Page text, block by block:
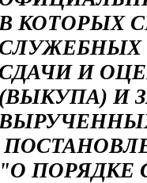
КОТОРЫХ
СЛУЖЕБНЫХ
СДАЧИ И
(ВЫКУПА) И
"О